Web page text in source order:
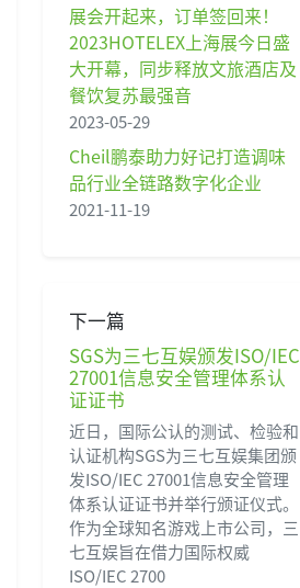
展会开起来，订单签回来！
2023HOTELEX上海展今日盛
大开幕，同步释放文旅酒店及
餐饮复苏最强音
2023-05-29
Cheil鹏泰助力好记打造调味
品行业全链路数字化企业
2021-11-19
下一篇
SGS为三七互娱颁发ISO/IEC
27001信息安全管理体系认
证证书
近日，国际公认的测试、检验和
认证机构SGS为三七互娱集团颁
发ISO/IEC 27001信息安全管理
体系认证证书并举行颁证仪式。
作为全球知名游戏上市公司，三
七互娱旨在借力国际权威
ISO/IEC 2700